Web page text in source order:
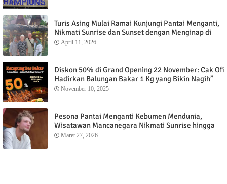
Turis Asing Mulai Ramai Kunjungi Pantai Menganti,
Nikmati Sunrise dan Sunset dengan Menginap di
Menganti Cottage
April 11, 2026
Diskon 50% di Grand Opening 22 November: Cak Ofi
Hadirkan Balungan Bakar 1 Kg yang Bikin Nagih”
November 10, 2025
Pesona Pantai Menganti Kebumen Mendunia,
Wisatawan Mancanegara Nikmati Sunrise hingga
Sunset dari Menganti Cottage
Maret 27, 2026